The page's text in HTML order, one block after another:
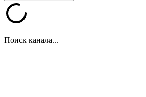
Поиск канала...